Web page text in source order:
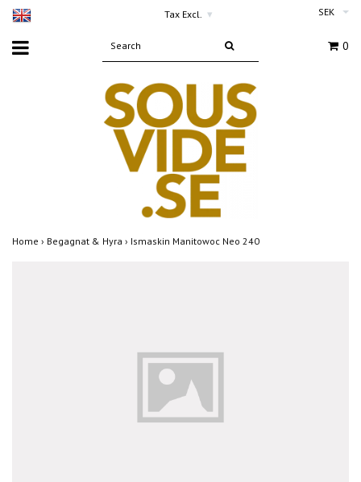
Tax Excl. ▾ SEK
0
Home › Begagnat & Hyra › Ismaskin Manitowoc Neo 240